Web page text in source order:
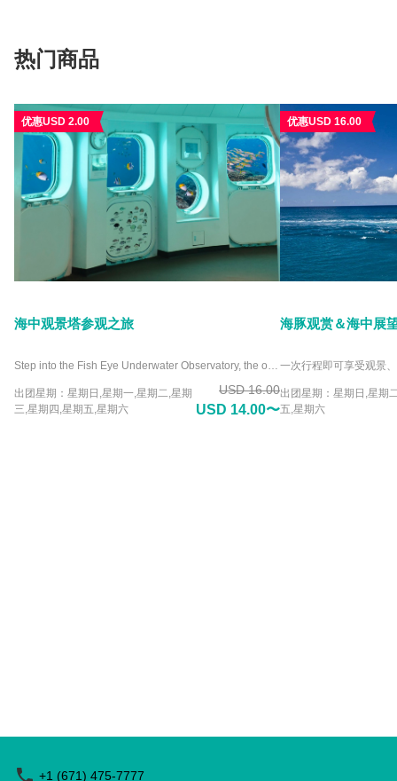
热门商品
优惠USD 2.00
海中观景塔参观之旅
Step into the Fish Eye Underwater Observatory, the only facility of its kind in Micronesia, and witness the ocean like never before. Nestled in Piti Bay Marine Preserve, this unique attraction offers crystal-clear views of Guam’s vibrant marine life from a comfortable, dry viewing chamber. Picture yourself surrounded by colorful coral reefs and playful fish without ever getting wet. Whether you’re a marine enthusiast or a curious traveler, the Fish Eye Underwater Observatory promises an unforgettable experience. Why settle for an ordinary aquarium when you can immerse yourself in the wonders of the deep? Visit the Fish Eye Underwater Observatory and see the ocean’s beauty up close.
出团星期：星期日,星期一,星期二,星期
三,星期四,星期五,星期六
USD 16.00
USD 14.00〜
优惠USD 16.00
海豚观赏＆海中展
出团星期：星期日,星期
五,星期六
+1 (671) 475-7777